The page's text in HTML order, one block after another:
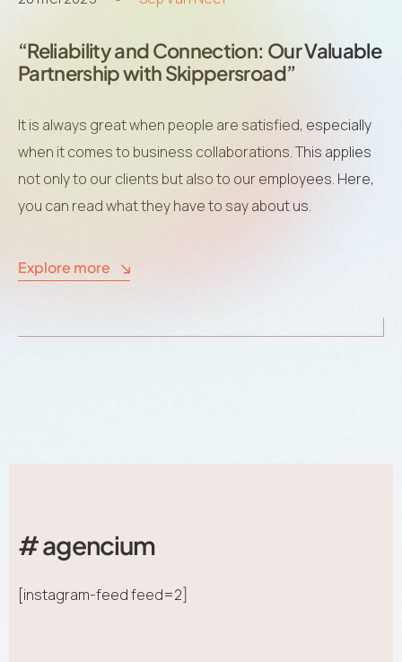
“Reliability and Connection: Our Valuable
Partnership with Skippersroad”
It is always great when people are satisfied, especially
when it comes to business collaborations. This applies
not only to our clients but also to our employees. Here,
you can read what they have to say about us.
Explore more
# agencium
[instagram-feed feed=2]